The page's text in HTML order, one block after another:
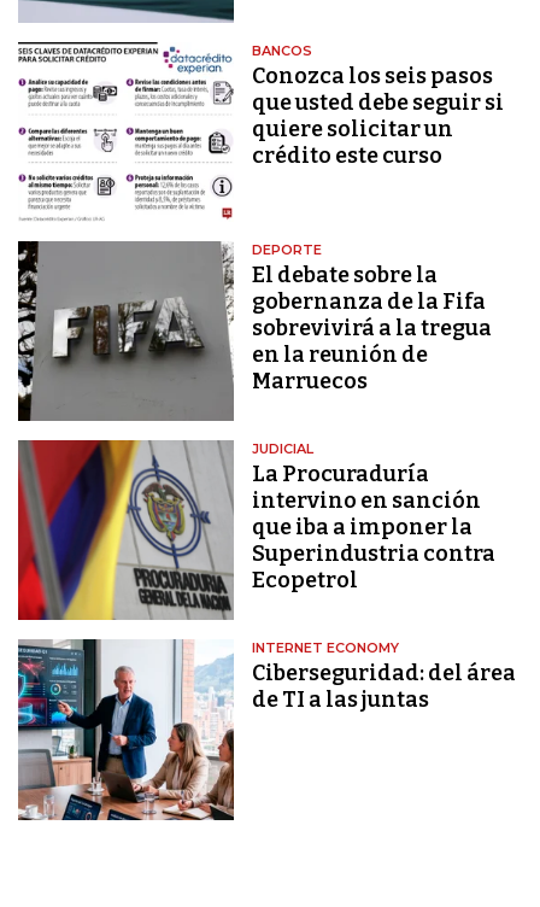
BANCOS
Conozca los seis pasos
que usted debe seguir si
quiere solicitar un
crédito este curso
DEPORTE
El debate sobre la
gobernanza de la Fifa
sobrevivirá a la tregua
en la reunión de
Marruecos
JUDICIAL
La Procuraduría
intervino en sanción
que iba a imponer la
Superindustria contra
Ecopetrol
INTERNET ECONOMY
Ciberseguridad: del área
de TI a las juntas